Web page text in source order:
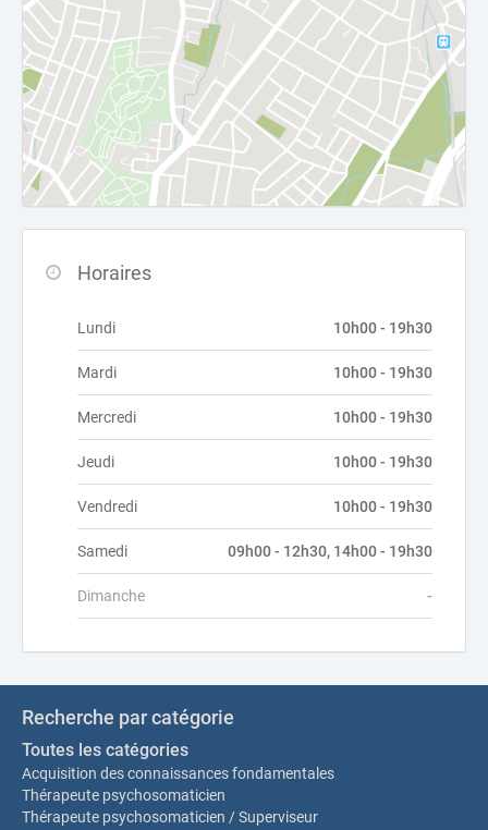
Horaires
Lundi 10h00 - 19h30
Mardi 10h00 - 19h30
Mercredi 10h00 - 19h30
Jeudi 10h00 - 19h30
Vendredi 10h00 - 19h30
Samedi 09h00 - 12h30, 14h00 - 19h30
Dimanche -
Recherche par catégorie
Toutes les catégories
Acquisition des connaissances fondamentales
Thérapeute psychosomaticien
Thérapeute psychosomaticien / Superviseur